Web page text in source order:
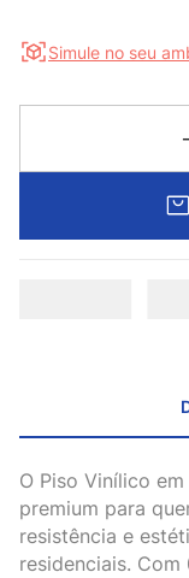
Simule no seu
O Piso Vinílico
premium para
resistência e
residenciais.